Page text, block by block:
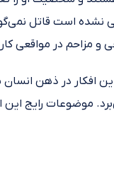
نشده است قاتل
و مزاحم در مواقعی
این افکار در ذهن
موضوعات رایج این